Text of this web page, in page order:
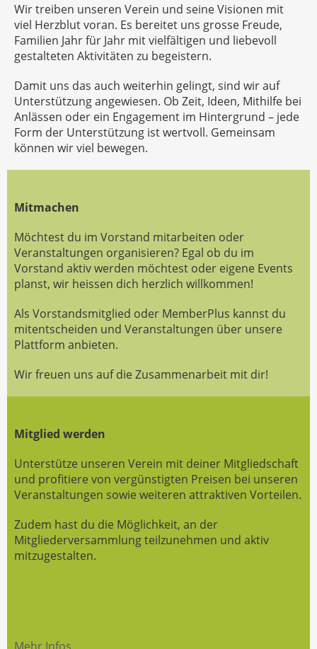
Wir treiben unseren Verein und seine Visionen mit
viel Herzblut voran. Es bereitet uns grosse Freude,
Familien Jahr für Jahr mit vielfältigen und liebevoll
gestalteten Aktivitäten zu begeistern.
Damit uns das auch weiterhin gelingt, sind wir auf
Unterstützung angewiesen. Ob Zeit, Ideen, Mithilfe bei
Anlässen oder ein Engagement im Hintergrund – jede
Form der Unterstützung ist wertvoll. Gemeinsam
können wir viel bewegen.
Mitmachen
Möchtest du im Vorstand mitarbeiten oder
Veranstaltungen organisieren? Egal ob du im
Vorstand aktiv werden möchtest oder eigene Events
planst, wir heissen dich herzlich willkommen!
Als Vorstandsmitglied oder MemberPlus kannst du
mitentscheiden und Veranstaltungen über unsere
Plattform anbieten.
Wir freuen uns auf die Zusammenarbeit mit dir!
Mitglied werden
Unterstütze unseren Verein mit deiner Mitgliedschaft
und profitiere von vergünstigten Preisen bei unseren
Veranstaltungen sowie weiteren attraktiven Vorteilen.
Zudem hast du die Möglichkeit, an der
Mitgliederversammlung teilzunehmen und aktiv
mitzugestalten.